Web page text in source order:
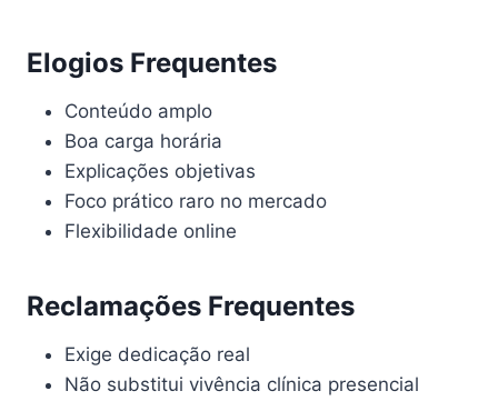
Elogios Frequentes
Conteúdo amplo
Boa carga horária
Explicações objetivas
Foco prático raro no mercado
Flexibilidade online
Reclamações Frequentes
Exige dedicação real
Não substitui vivência clínica presencial